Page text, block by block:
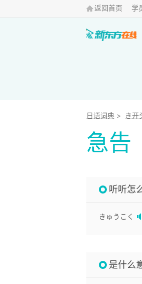
返回首页 学
日语词典 > き开
急告
听听怎
きゅうこく
是什么